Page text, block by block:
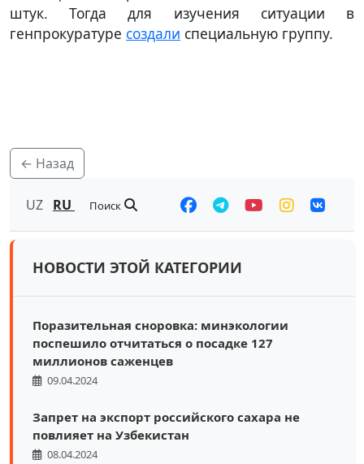
штук. Тогда для изучения ситуации в
генпрокуратуре создали специальную группу.
← Назад
UZ RU Поиск
НОВОСТИ ЭТОЙ КАТЕГОРИИ
Поразительная сноровка: минэкологии
поспешило отчитаться о посадке 127
миллионов саженцев
09.04.2024
Запрет на экспорт российского сахара не
повлияет на Узбекистан
08.04.2024